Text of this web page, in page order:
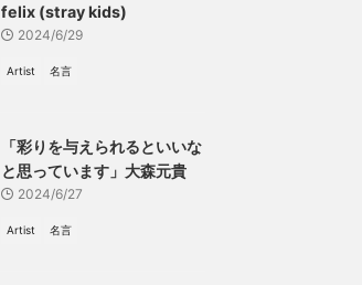
felix (stray kids)
2024/6/29
Artist 名言
「彩りを与えられるといいな
と思っています」大森元貴
2024/6/27
Artist 名言